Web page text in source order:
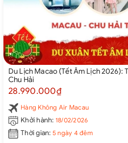
Du Lịch Macao (Tết Âm Lịch 2026):
Chu Hải
28.990.000₫
Hàng Không Air Macau
Khởi hành: 18/02/2026
Thời gian: 5 ngày 4 đêm